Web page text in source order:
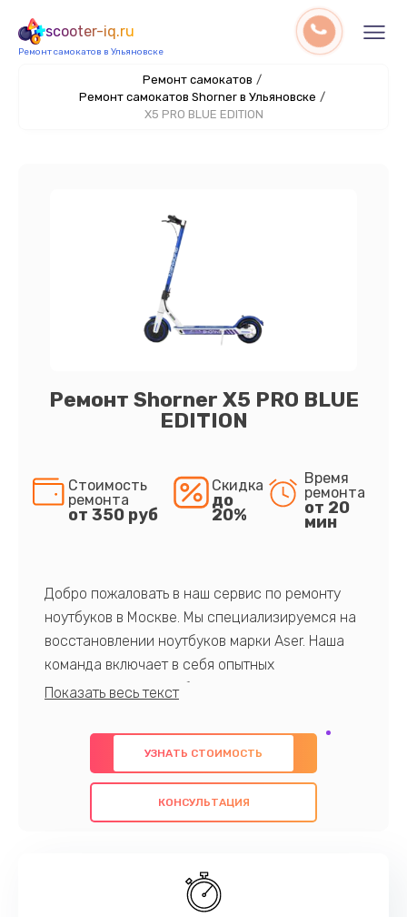
scooter-iq.ru
Ремонт самокатов в Ульяновске
Ремонт самокатов /
Ремонт самокатов Shorner в Ульяновске /
X5 PRO BLUE EDITION
Ремонт Shorner X5 PRO BLUE
EDITION
Стоимость
ремонта
от 350 руб
Скидка
до
20%
Время
ремонта
от 20
мин
Добро пожаловать в наш сервис по ремонту
ноутбуков в Москве. Мы специализируемся на
восстановлении ноутбуков марки Aser. Наша
команда включает в себя опытных
профессионалов с обширными знаниями и
предлагаем быстрый и качественный ремонт с
использованием оригинальных компонентов, а
также гарантируем качество всех
проведенных работ. Наша цель - предоставить
наилучшим образом. Не медлите записаться на
УЗНАТЬ СТОИМОСТЬ
КОНСУЛЬТАЦИЯ